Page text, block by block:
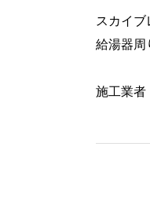
スカイ
給湯器周
施工業者